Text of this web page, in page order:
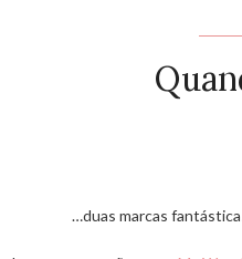
…duas marcas